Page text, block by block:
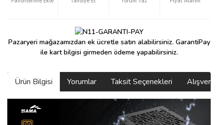
Pazaryeri mağazamızdan ek ücretle satın alabilirsiniz. GarantiPay
ile kart bilgisi girmeden ödeme yapabilirsiniz.
Ürün Bilgisi Yorumlar Taksit Seçenekleri